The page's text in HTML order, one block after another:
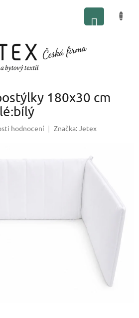
180x30 cm
hodnocení Značka:Jetex